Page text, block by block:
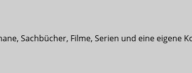
Sachbücher, Filme, Serien und eine eigene